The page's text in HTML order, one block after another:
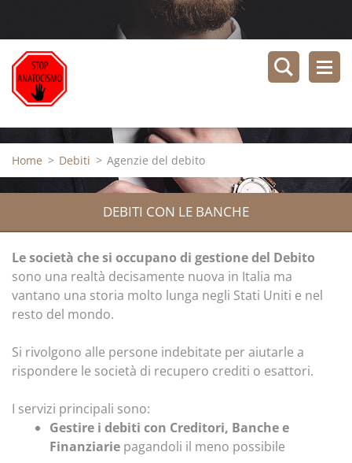
Home > Debiti > Agenzie del debito
DEBITI CON LE BANCHE
Le società che si occupano di gestione del Debito
sono una realtà decisamente nuova in Italia ma
vantano una storia molto lunga negli Stati Uniti e nel
resto del mondo.
Si rivolgono alle persone indebitate per aiutarle a
rispondere le società di recupero crediti o esattori.
I servizi principali sono:
Gestire i debiti con Creditori, Banche e
Finanziarie pagandoli il meno possibile